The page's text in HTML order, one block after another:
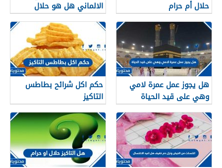
حلال أم حرام
الالماني هل هو حلال
هل يجوز عمل عمرة لامي
وهي على قيد الحياة
حكم اكل شرائح بطاطس
التاكيز